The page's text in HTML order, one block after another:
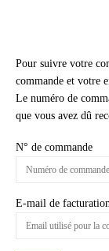
Pour suivre votre
commande et votre
Le numéro de
que vous avez dû
N° de commande
E-mail de facturation